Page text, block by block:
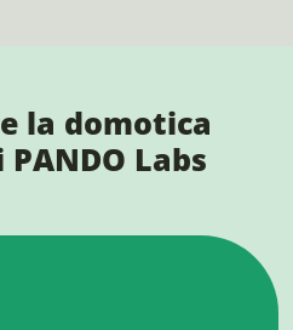
la domotica
Labs